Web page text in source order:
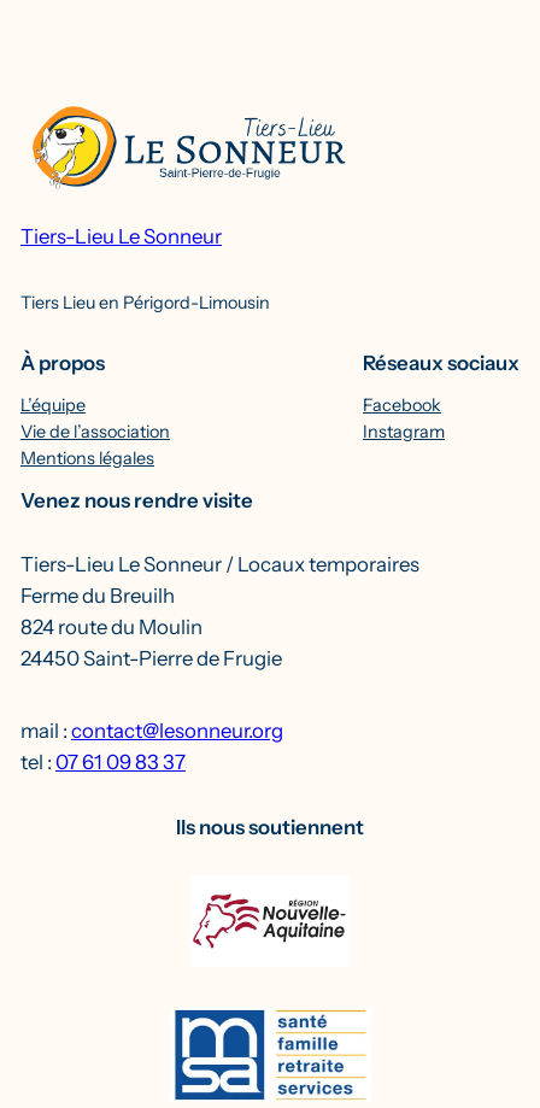
Tiers-Lieu Le Sonneur
Tiers Lieu en Périgord-Limousin
À propos
L’équipe
Vie de l’association
Mentions légales
Réseaux sociaux
Facebook
Instagram
Venez nous rendre visite
Tiers-Lieu Le Sonneur / Locaux temporaires
Ferme du Breuilh
824 route du Moulin
24450 Saint-Pierre de Frugie
mail : contact@lesonneur.org
tel : 07 61 09 83 37
Ils nous soutiennent